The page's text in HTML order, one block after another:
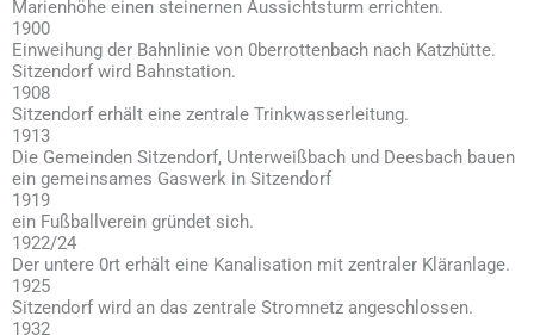
Marienhöhe einen steinernen Aussichtsturm errichten.
1900
Einweihung der Bahnlinie von 0berrottenbach nach Katzhütte.
Sitzendorf wird Bahnstation.
1908
Sitzendorf erhält eine zentrale Trinkwasserleitung.
1913
Die Gemeinden Sitzendorf, Unterweißbach und Deesbach bauen
ein gemeinsames Gaswerk in Sitzendorf
1919
ein Fußballverein gründet sich.
1922/24
Der untere 0rt erhält eine Kanalisation mit zentraler Kläranlage.
1925
Sitzendorf wird an das zentrale Stromnetz angeschlossen.
1932